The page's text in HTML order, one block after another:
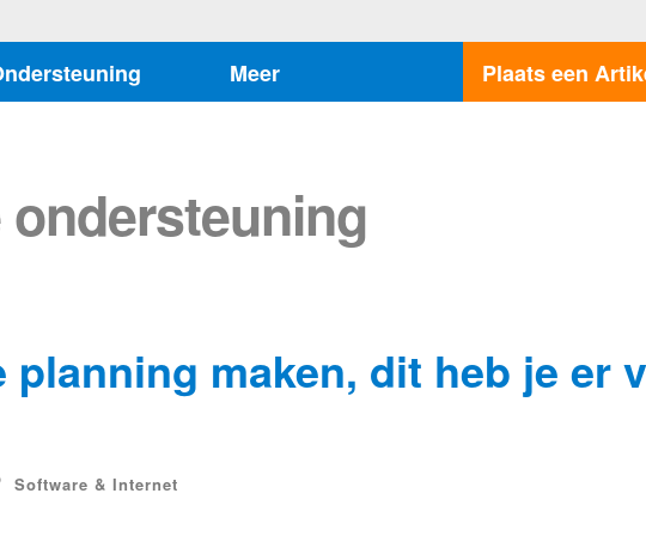
Meer Plaats een
ondersteuning
planning maken, dit heb je er
Software & Internet